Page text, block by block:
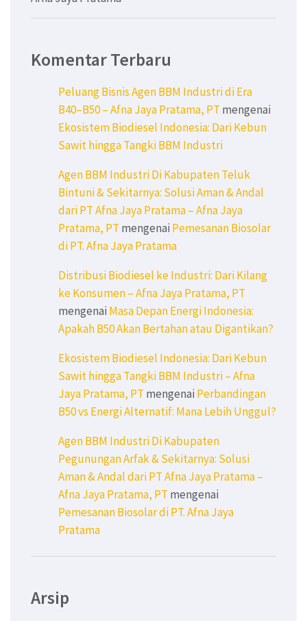
Komentar Terbaru
Peluang Bisnis Agen BBM Industri di Era
B40–B50 – Afna Jaya Pratama, PT mengenai
Ekosistem Biodiesel Indonesia: Dari Kebun
Sawit hingga Tangki BBM Industri
Agen BBM Industri Di Kabupaten Teluk
Bintuni & Sekitarnya: Solusi Aman & Andal
dari PT Afna Jaya Pratama – Afna Jaya
Pratama, PT mengenai Pemesanan Biosolar
di PT. Afna Jaya Pratama
Distribusi Biodiesel ke Industri: Dari Kilang
ke Konsumen – Afna Jaya Pratama, PT
mengenai Masa Depan Energi Indonesia:
Apakah B50 Akan Bertahan atau Digantikan?
Ekosistem Biodiesel Indonesia: Dari Kebun
Sawit hingga Tangki BBM Industri – Afna
Jaya Pratama, PT mengenai Perbandingan
B50 vs Energi Alternatif: Mana Lebih Unggul?
Agen BBM Industri Di Kabupaten
Pegunungan Arfak & Sekitarnya: Solusi
Aman & Andal dari PT Afna Jaya Pratama –
Afna Jaya Pratama, PT mengenai
Pemesanan Biosolar di PT. Afna Jaya
Pratama
Arsip